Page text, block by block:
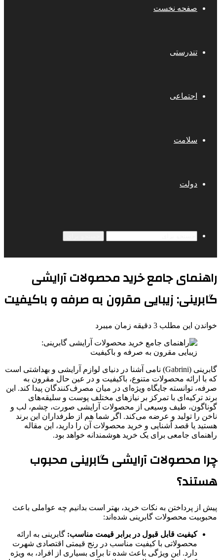
صفحه نخست
تندرستی
اجتماعی
سلامت
دولت
راهنمای جامع خرید محصولات آرایشی
گابرینی: زیبایی مقرون به صرفه و باکیفیت
خواندن این مطلب 3 دقیقه زمان میبرد
گابرینی (Gabrini) نامی آشنا در دنیای لوازم آرایشی و بهداشتی است
که با ارائه محصولات متنوع، باکیفیت و در عین حال مقرون به
صرفه، توانسته جایگاه ویژه‌ای در میان مصرف‌کنندگان پیدا کند. این
برند ترکیه‌ای با تمرکز بر نیازهای مختلف پوست و سلیقه‌های
گوناگون، طیف وسیعی از محصولات آرایشی صورت، چشم، لب و
ناخن را تولید و عرضه می‌کند. اگر شما هم از طرفداران این برند
هستید یا قصد آشنایی و خرید محصولات آن را دارید، این مقاله
راهنمای جامعی برای یک خرید هوشمندانه خواهد بود.
چرا محصولات آرایشی گابرینی محبوب
هستند؟
پیش از پرداختن به نکات خرید، بهتر است بدانیم چه عواملی باعث
محبوبیت محصولات گابرینی شده‌اند:
کیفیت قابل قبول در برابر قیمت مناسب: گابرینی به ارائه
محصولاتی با کیفیت مناسب در رنج قیمتی اقتصادی شهرت
دارد. این ویژگی باعث شده تا برای بسیاری از افراد، به ویژه